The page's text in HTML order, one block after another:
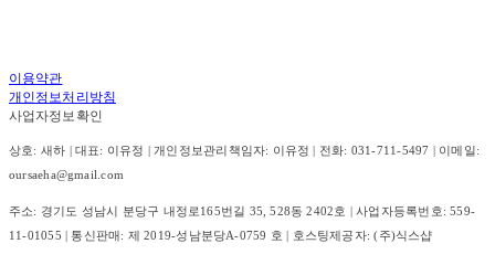
이용약관
개인정보처리방침
사업자정보확인
상호: 새하 | 대표: 이유정 | 개인정보관리책임자: 이유정 | 전화: 031-711-5497 | 이메일:
oursaeha@gmail.com
주소: 경기도 성남시 분당구 내정로165번길 35, 528동 2402호 | 사업자등록번호:559-
11-01055 | 통신판매: 제 2019-성남분당A-0759 호 | 호스팅제공자: (주)식스샵